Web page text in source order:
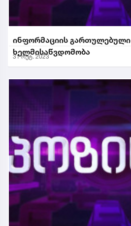
ინფორმაციის გართულებული
ხელმისაწვდომობა
31 ოქტ. 2023